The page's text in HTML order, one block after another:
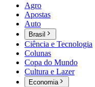
Agro
Apostas
Auto
Brasil
Ciência e Tecnologia
Colunas
Copa do Mundo
Cultura e Lazer
Economia